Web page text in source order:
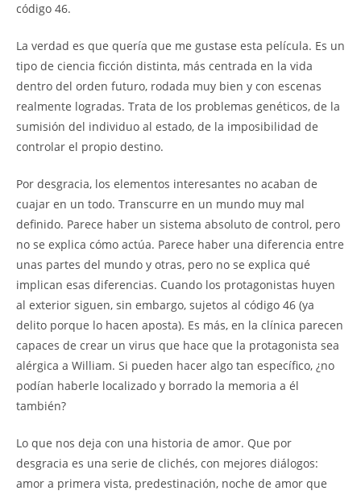
código 46.
La verdad es que quería que me gustase esta película. Es un
tipo de ciencia ficción distinta, más centrada en la vida
dentro del orden futuro, rodada muy bien y con escenas
realmente logradas. Trata de los problemas genéticos, de la
sumisión del individuo al estado, de la imposibilidad de
controlar el propio destino.
Por desgracia, los elementos interesantes no acaban de
cuajar en un todo. Transcurre en un mundo muy mal
definido. Parece haber un sistema absoluto de control, pero
no se explica cómo actúa. Parece haber una diferencia entre
unas partes del mundo y otras, pero no se explica qué
implican esas diferencias. Cuando los protagonistas huyen
al exterior siguen, sin embargo, sujetos al código 46 (ya
delito porque lo hacen aposta). Es más, en la clínica parecen
capaces de crear un virus que hace que la protagonista sea
alérgica a William. Si pueden hacer algo tan específico, ¿no
podían haberle localizado y borrado la memoria a él
también?
Lo que nos deja con una historia de amor. Que por
desgracia es una serie de clichés, con mejores diálogos:
amor a primera vista, predestinación, noche de amor que